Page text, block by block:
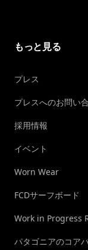
もっと見る
プレス
プレスへのお問い
採用情報
イベント
Worn Wear
FCDサーフボード
Work in Progress
パタゴニアのコア